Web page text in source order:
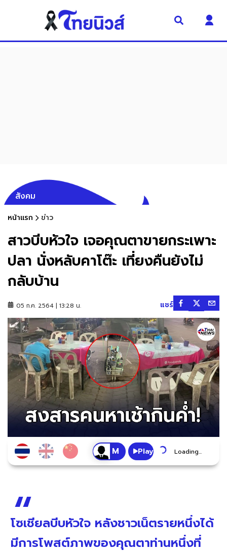
สังคม
หน้าแรก ข่าว
สาวบีบหัวใจ เจอคุณตาขายกระเพาะ
ปลา นั่งหลับคาโต๊ะ เที่ยงคืนยังไม่
กลับบ้าน
05 ก.ค. 2564 | 13:28 น. แชร์
Play Loading...
โซเชียลบีบหัวใจ หลังชาวเน็ตรายหนึ่งได้
มีการโพสต์ภาพของคุณตาท่านหนึ่งที่